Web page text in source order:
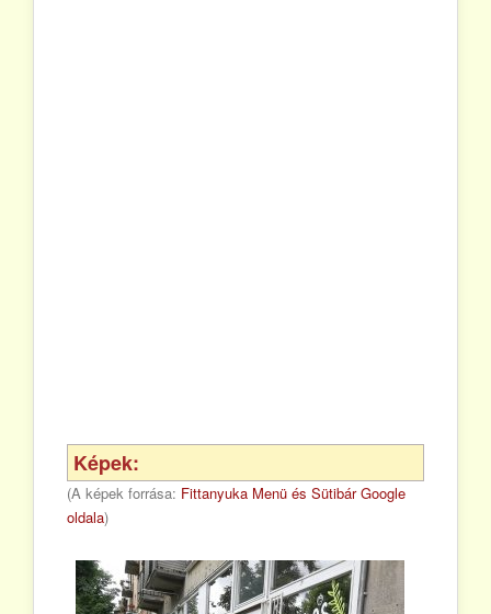
Képek:
(A képek forrása: Fittanyuka Menü és Sütibár Google
oldala)